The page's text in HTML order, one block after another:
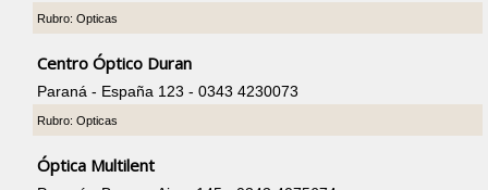
Rubro: Opticas
Centro Óptico Duran
Paraná - España 123 - 0343 4230073
Rubro: Opticas
Óptica Multilent